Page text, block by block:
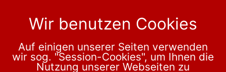
Anthologie "Textzeit - Zeit für
Texte"
Wir benutzen Cookies
Auf einigen unserer Seiten verwenden
wir sog. "Session-Cookies", um Ihnen die
Nutzung unserer Webseiten zu